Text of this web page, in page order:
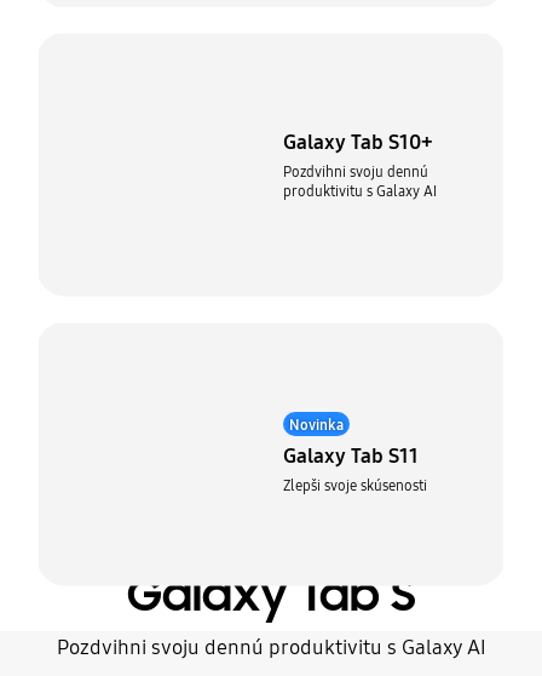
Galaxy Tab S10+
Pozdvihni svoju dennú
produktivitu s Galaxy AI
Novinka
Galaxy Tab S11
Zlepši svoje skúsenosti
Galaxy Tab S
Pozdvihni svoju dennú produktivitu s Galaxy AI